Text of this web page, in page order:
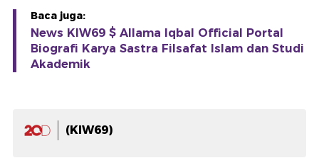
Baca juga:
News KIW69 $ Allama Iqbal Official Portal
Biografi Karya Sastra Filsafat Islam dan Studi
Akademik
(KIW69)